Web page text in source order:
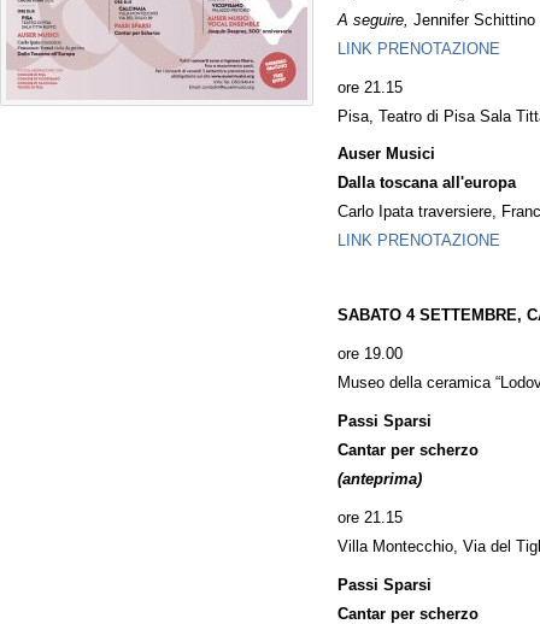
A seguire, Jennifer
LINK PRENOTAZIONE
ore 21.15
Pisa, Teatro di Pisa Sala
Auser Musici
Dalla toscana all'europa
Carlo Ipata traversiere,
LINK PRENOTAZIONE
SABATO 4 SETTEMBRE,
ore 19.00
Museo della ceramica
Passi Sparsi
Cantar per scherzo
(anteprima)
ore 21.15
Villa Montecchio, Via del
Passi Sparsi
Cantar per scherzo